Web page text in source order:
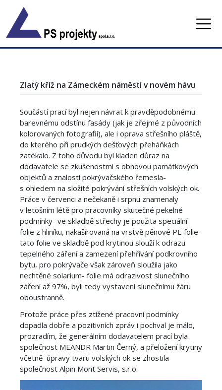
content
Zlatý kříž na Zámeckém náměstí v novém hávu
Součástí prací byl nejen návrat k pravděpodobnému
barevnému odstínu fasády (jak je zřejmé z původních
kolorovaných fotografií), ale i oprava střešního pláště,
do kterého při prudkých dešťových přeháňkách
zatékalo. Z toho důvodu byl kladen důraz na
dodavatele se zkušenostmi s obnovou památkových
objektů a znalostí pokrývačského řemesla-
s ohledem na složité pokrývání střešních volských ok.
Práce v červenci a nečekaně i srpnu znamenaly
v letošním létě pro pracovníky skutečné pekelné
podmínky- ve skladbě střechy je použita speciální
folie z hliníku, nakašírovaná na vrstvě pěnové PE folie-
tato folie ve skladbě pod krytinou slouží k odrazu
tepelného záření a zamezení přehřívání podkrovního
bytu, pro pokrývače však zároveň sloužila jako
nechtěné solarium- folie má odrazivost slunečního
záření až 97%, byli tedy vystaveni slunečnímu žáru
oboustranně.
Protože práce přes ztížené pracovní podmínky
dopadla dobře a pozitivních zpráv i pochval je málo,
prozradím, že generálním dodavatelem prací byla
společnost MEANDR Martin Černý, a přeložení krytiny
včetně úpravy tvaru volských ok se zhostila
společnost Alpin Mont Servis, s.r.o.